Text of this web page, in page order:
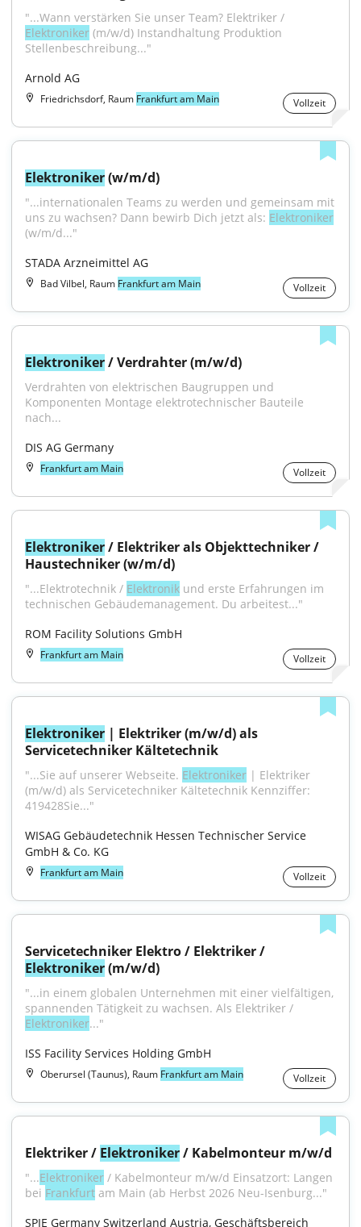
Elektroniker (m/w/d) Instandhaltung Produktion
Stellenbeschreibung..."
Arnold AG
Friedrichsdorf, Raum Frankfurt am Main Vollzeit
Elektroniker (w/m/d)
"...internationalen Teams zu werden und gemeinsam mit
uns zu wachsen? Dann bewirb Dich jetzt als: Elektroniker
(w/m/d..."
STADA Arzneimittel AG
Bad Vilbel, Raum Frankfurt am Main Vollzeit
Elektroniker / Verdrahter (m/w/d)
Verdrahten von elektrischen Baugruppen und
Komponenten Montage elektrotechnischer Bauteile
nach...
DIS AG Germany
Frankfurt am Main Vollzeit
Elektroniker / Elektriker als Objekttechniker /
Haustechniker (w/m/d)
"...Elektrotechnik / Elektronik und erste Erfahrungen im
technischen Gebäudemanagement. Du arbeitest..."
ROM Facility Solutions GmbH
Frankfurt am Main Vollzeit
Elektroniker | Elektriker (m/w/d) als
Servicetechniker Kältetechnik
"...Sie auf unserer Webseite. Elektroniker | Elektriker
(m/w/d) als Servicetechniker Kältetechnik Kennziffer:
419428Sie..."
WISAG Gebäudetechnik Hessen Technischer Service
GmbH & Co. KG
Frankfurt am Main Vollzeit
Elektroniker (m/w/d)
"...in einem globalen Unternehmen mit einer vielfältigen,
Elektroniker..."
ISS Facility Services Holding GmbH
Oberursel (Taunus), Raum Frankfurt am Main Vollzeit
Elektriker / Elektroniker / Kabelmonteur m/w/d
"...Elektroniker / Kabelmonteur m/w/d Einsatzort: Langen
bei Frankfurt am Main (ab Herbst 2026 Neu-Isenburg..."
SPIE Germany Switzerland Austria, Geschäftsbereich